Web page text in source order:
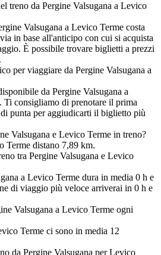
treno da Pergine Valsugana a Levico
Valsugana a Levico Terme costa
in base all'anticipo con cui si acquista
È possibile trovare biglietti a prezzi
per viaggiare da Pergine Valsugana a
da Pergine Valsugana a
Ti consigliamo di prenotare il prima
punta per aggiudicarti il biglietto più
Valsugana e Levico Terme in treno?
Terme distano 7,89 km.
tra Pergine Valsugana e Levico
a Levico Terme dura in media 0 h e
di viaggio più veloce arriverai in 0 h e
Valsugana a Levico Terme ogni
Terme ci sono in media 12
da Pergine Valsugana per Levico